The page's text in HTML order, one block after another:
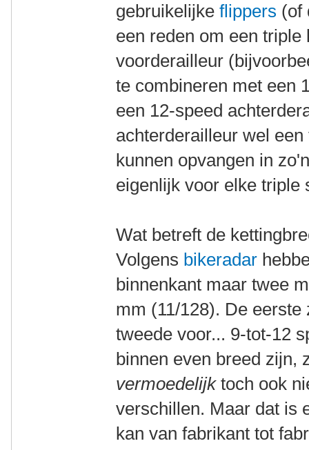
gebruikelijkeflippers (of
een reden om een
voorderailleur
te combineren met een
een 12-speed
achterderailleur wel
kunnen opvangen in
eigenlijk voor elke triple
Wat betreft de
Volgens bikeradar
binnenkant maar twee
mm (11/128). De
tweede voor... 9-tot-12
binnen even breed zijn,
vermoedelijktoch ook
verschillen. Maar dat is
kan van fabrikant tot